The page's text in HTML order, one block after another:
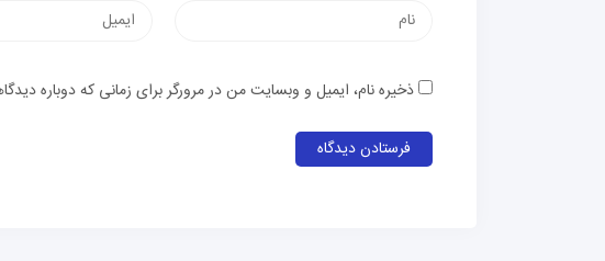
ذخیره نام، ایمیل و وبسایت من در مرورگر برای زمانی که دوباره